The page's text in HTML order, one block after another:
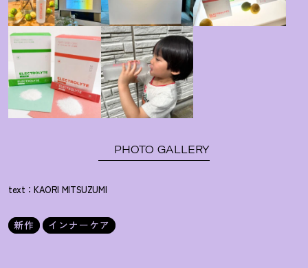
PHOTO GALLERY
text：KAORI MITSUZUMI
新作 インナーケア